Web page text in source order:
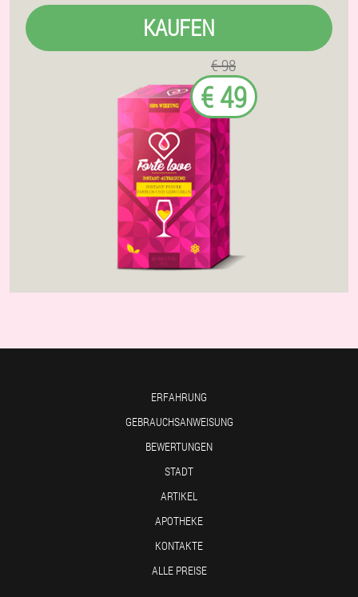
KAUFEN
€ 98
€ 49
ERFAHRUNG
GEBRAUCHSANWEISUNG
BEWERTUNGEN
STADT
ARTIKEL
APOTHEKE
KONTAKTE
ALLE PREISE